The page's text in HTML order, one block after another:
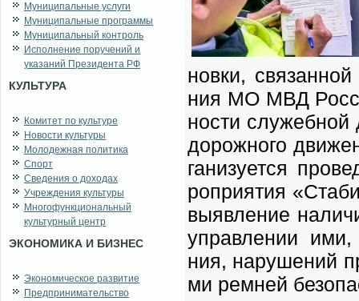
Муниципальные услуги
Муниципальные программы
Муниципальный контроль
Исполнение поручений и
указаний Президента РФ
КУЛЬТУРА
Комитет по культуре
Новости культуры
Молодежная политика
Спорт
Сведения о доходах
Учреждения культуры
Многофункциональный
культурный центр
ЭКОНОМИКА И БИЗНЕС
Экономическое развитие
Предпринимательство
нов­ки,
ния МО МВД
но­сти слу­жеб­ной
до­рож­но­го
га­ни­зу­ет­ся
ро­при­я­тия
вы­яв­ле­ние
управ­ле­нии
ния, на­ру­ше­ний
ми рем­ней